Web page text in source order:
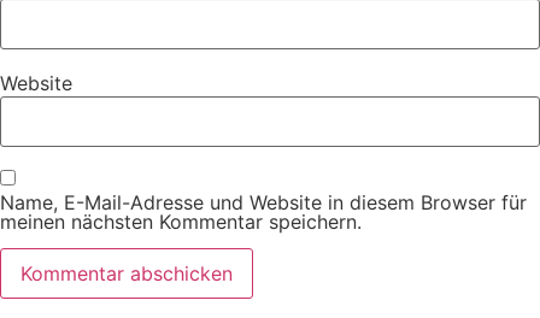
Website
Name, E-Mail-Adresse und Website in diesem Browser für
meinen nächsten Kommentar speichern.